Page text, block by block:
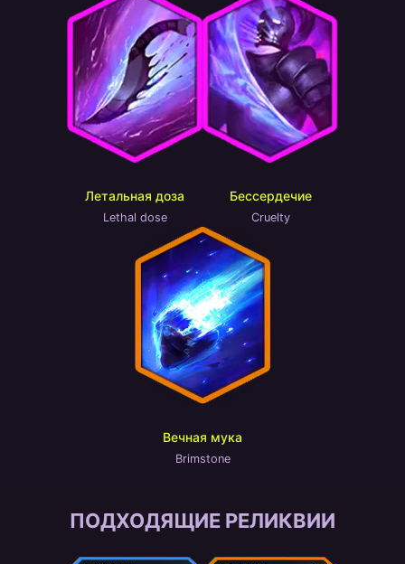
Летальная доза
Lethal dose
Бессердечие
Cruelty
Вечная мука
Brimstone
ПОДХОДЯЩИЕ РЕЛИКВИИ